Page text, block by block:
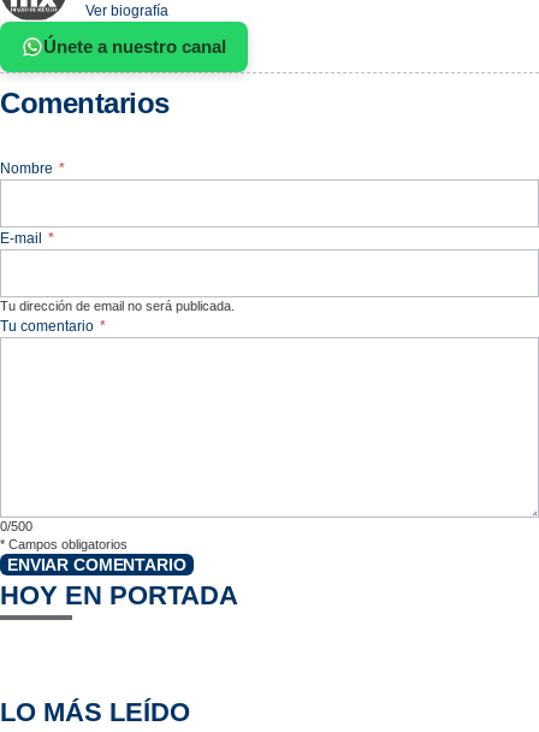
Ver biografía
Únete a nuestro canal
Comentarios
Nombre *
E-mail *
Tu dirección de email no será publicada.
Tu comentario *
0/500
* Campos obligatorios
ENVIAR COMENTARIO
HOY EN PORTADA
LO MÁS LEÍDO